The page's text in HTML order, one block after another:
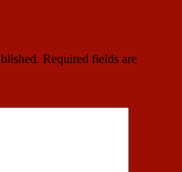
Required fields are